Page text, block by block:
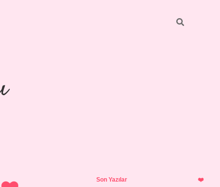
SidebarSon Yazılar